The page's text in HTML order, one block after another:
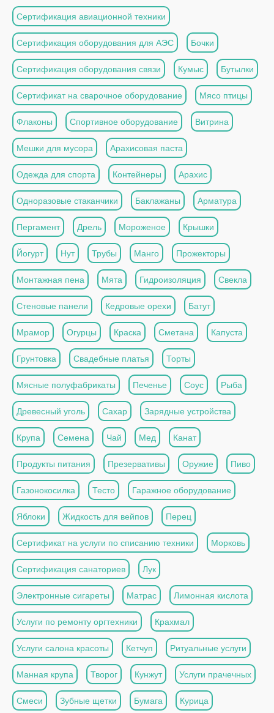
Сертификация авиационной техники
Сертификация оборудования для АЭС Бочки
Сертификация оборудования связи Кумыс Бутылки
Сертификат на сварочное оборудование Мясо птицы
Флаконы Спортивное оборудование Витрина
Мешки для мусора Арахисовая паста
Одежда для спорта Контейнеры Арахис
Одноразовые стаканчики Баклажаны Арматура
Пергамент Дрель Мороженое Крышки
Йогурт Нут Трубы Манго Прожекторы
Монтажная пена Мята Гидроизоляция Свекла
Стеновые панели Кедровые орехи Батут
Мрамор Огурцы Краска Сметана Капуста
Грунтовка Свадебные платья Торты
Мясные полуфабрикаты Печенье Соус Рыба
Древесный уголь Сахар Зарядные устройства
Крупа Семена Чай Мед Канат
Продукты питания Презервативы Оружие Пиво
Газонокосилка Тесто Гаражное оборудование
Яблоки Жидкость для вейпов Перец
Сертификат на услуги по списанию техники Морковь
Сертификация санаториев Лук
Электронные сигареты Матрас Лимонная кислота
Услуги по ремонту оргтехники Крахмал
Услуги салона красоты Кетчуп Ритуальные услуги
Манная крупа Творог Кунжут Услуги прачечных
Смеси Зубные щетки Бумага Курица